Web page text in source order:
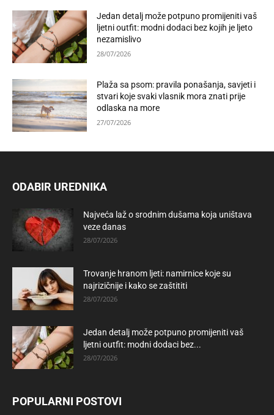
Jedan detalj može potpuno promijeniti vaš
ljetni outfit: modni dodaci bez kojih je ljeto
nezamislivo
28/07/2026
Plaža sa psom: pravila ponašanja, savjeti i
stvari koje svaki vlasnik mora znati prije
odlaska na more
27/07/2026
ODABIR UREDNIKA
Najveća laž o srodnim dušama koja uništava
veze danas
28/07/2026
Trovanje hranom ljeti: namirnice koje su
najrizičnije i kako se zaštititi
28/07/2026
Jedan detalj može potpuno promijeniti vaš
ljetni outfit: modni dodaci bez...
28/07/2026
POPULARNI POSTOVI